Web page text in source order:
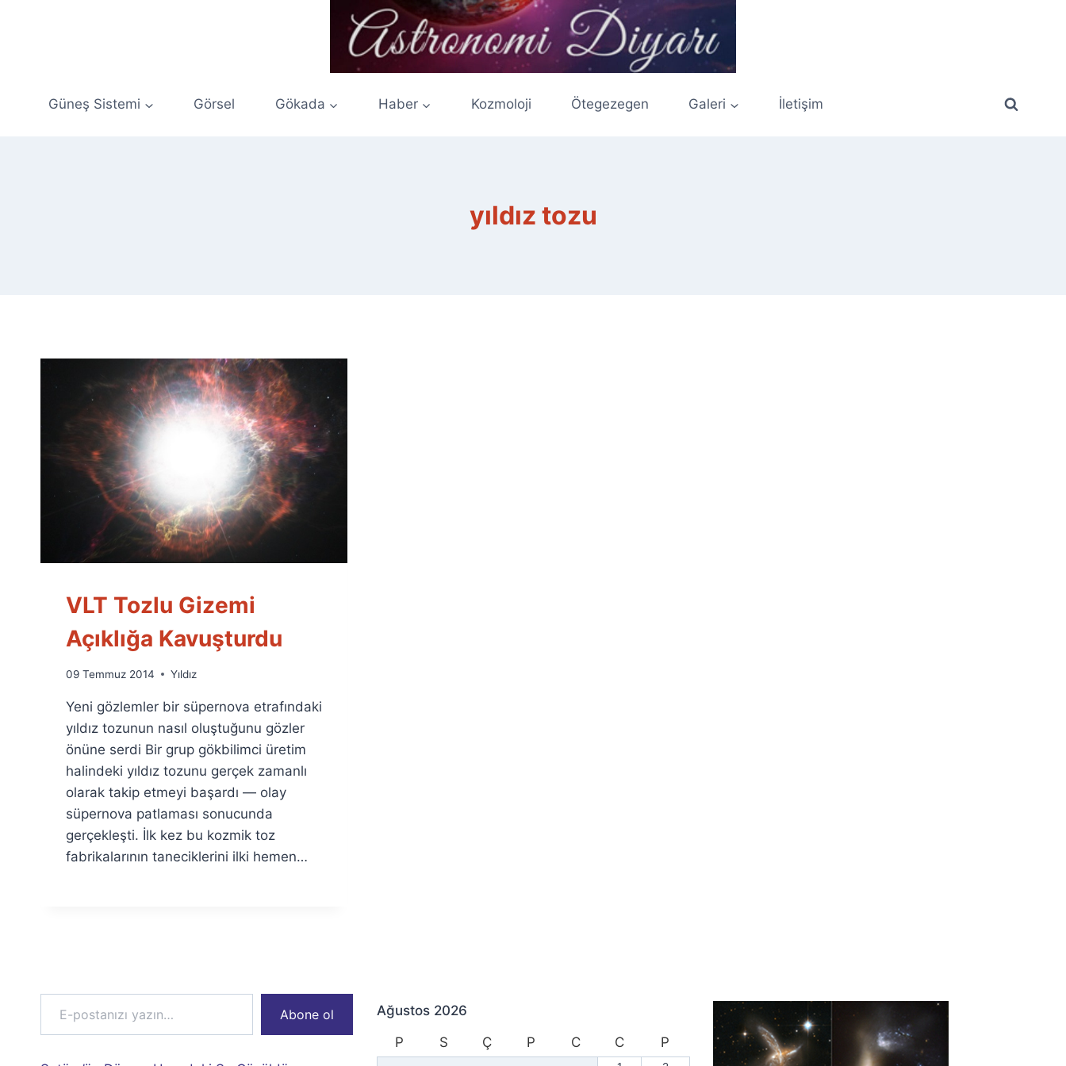
Güneş Sistemi Görsel Gökada Haber Kozmoloji Ötegezegen Galeri İletişim
yıldız tozu
VLT Tozlu Gizemi
Açıklığa Kavuşturdu
By
Fuat
Özyar
09 Temmuz 2014 Yıldız
Yeni gözlemler bir süpernova etrafındaki
yıldız tozunun nasıl oluştuğunu gözler
önüne serdi Bir grup gökbilimci üretim
halindeki yıldız tozunu gerçek zamanlı
olarak takip etmeyi başardı — olay
süpernova patlaması sonucunda
gerçekleşti. İlk kez bu kozmik toz
fabrikalarının taneciklerini ilki hemen…
E-postanızı yazın…
Abone ol
Ağustos 2026
P
S Ç P C C P